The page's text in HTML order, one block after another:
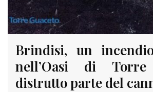
Brindisi, un
nell’Oasi di Torre
distrutto parte del